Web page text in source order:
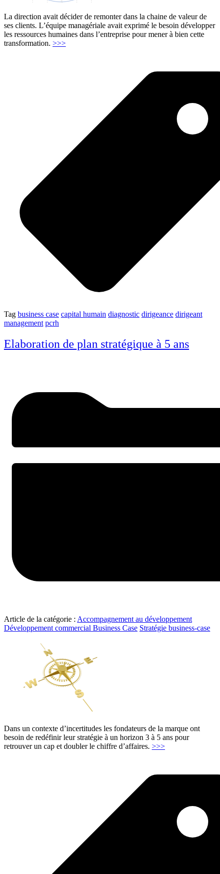
La direction avait décider de remonter dans la chaine de valeur de
ses clients. L’équipe managériale avait exprimé le besoin développer
les ressources humaines dans l’entreprise pour mener à bien cette
transformation. >>>"Diagnostic
Tag business case capital humain diagnostic dirigeance dirigeant
management pcrh
Elaboration de plan stratégique à 5 ans
Article de la catégorie : Accompagnement au développement
Développement commercial Business Case Stratégie business-case
Dans un contexte d’incertitudes les fondateurs de la marque ont
besoin de redéfinir leur stratégie à un horizon 3 à 5 ans pour
retrouver un cap et doubler le chiffre d’affaires. >>>"Elaboration